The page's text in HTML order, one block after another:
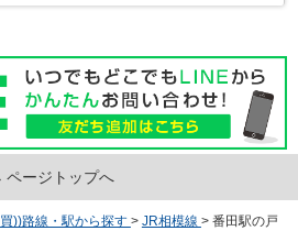
ページトップへ
))路線・駅から探す > JR相模線 > 番田駅の戸